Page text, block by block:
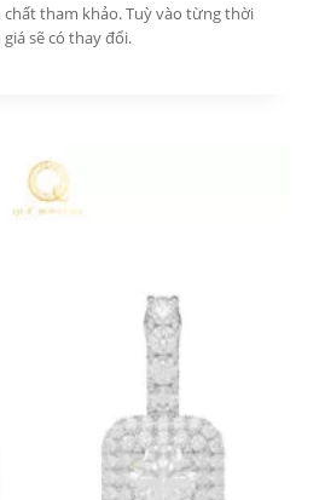
chất tham khảo. Tuỳ vào từng thời
sẽ có thay đổi.